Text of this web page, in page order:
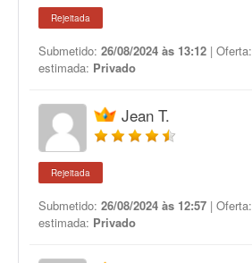
Rejeitada
Submetido: 26/08/2024 às 13:12 | Oferta:
estimada: Privado
Jean T.
Rejeitada
Submetido: 26/08/2024 às 12:57 | Oferta:
estimada: Privado